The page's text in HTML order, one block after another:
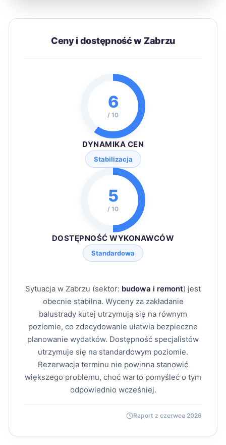
Ceny i dostępność w Zabrzu
6
/ 10
DYNAMIKA CEN
Stabilizacja
5
/ 10
DOSTĘPNOŚĆ WYKONAWCÓW
Standardowa
Sytuacja w Zabrzu (sektor: budowa i remont) jest
obecnie stabilna. Wyceny za zakładanie
balustrady kutej utrzymują się na równym
poziomie, co zdecydowanie ułatwia bezpieczne
planowanie wydatków. Dostępność specjalistów
utrzymuje się na standardowym poziomie.
Rezerwacja terminu nie powinna stanowić
większego problemu, choć warto pomyśleć o tym
odpowiednio wcześniej.
Raport z czerwca 2026